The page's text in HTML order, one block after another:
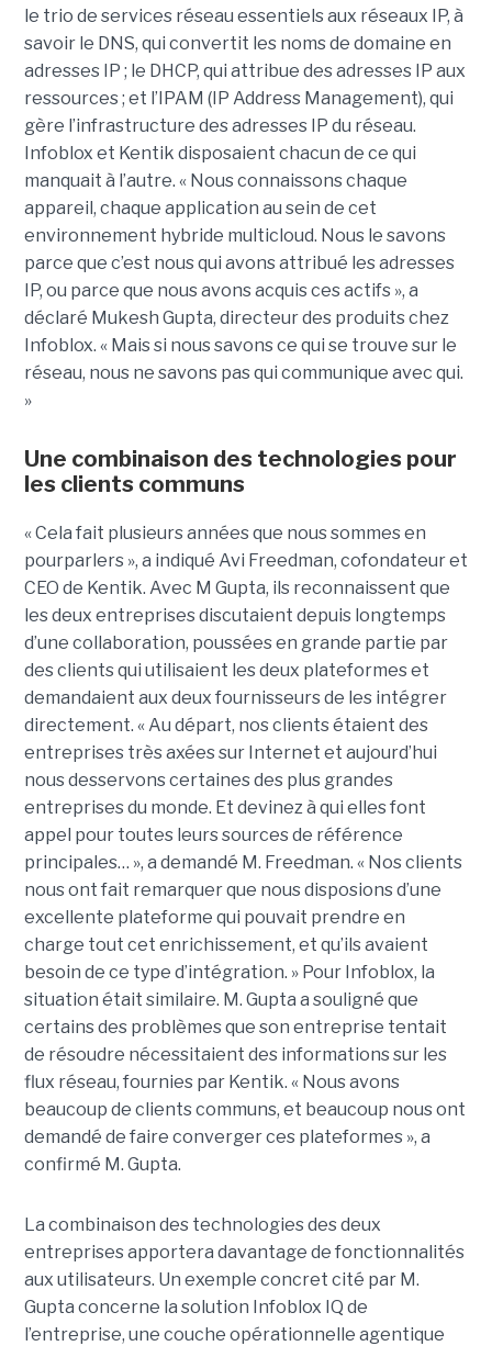
le trio de services réseau essentiels aux réseaux IP, à
savoir le DNS, qui convertit les noms de domaine en
adresses IP ; le DHCP, qui attribue des adresses IP aux
ressources ; et l’IPAM (IP Address Management), qui
gère l’infrastructure des adresses IP du réseau.
Infoblox et Kentik disposaient chacun de ce qui
manquait à l’autre. « Nous connaissons chaque
appareil, chaque application au sein de cet
environnement hybride multicloud. Nous le savons
parce que c’est nous qui avons attribué les adresses
IP, ou parce que nous avons acquis ces actifs », a
déclaré Mukesh Gupta, directeur des produits chez
Infoblox. « Mais si nous savons ce qui se trouve sur le
réseau, nous ne savons pas qui communique avec qui.
»
Une combinaison des technologies pour
les clients communs
« Cela fait plusieurs années que nous sommes en
pourparlers », a indiqué Avi Freedman, cofondateur et
CEO de Kentik. Avec M Gupta, ils reconnaissent que
les deux entreprises discutaient depuis longtemps
d’une collaboration, poussées en grande partie par
des clients qui utilisaient les deux plateformes et
demandaient aux deux fournisseurs de les intégrer
directement. « Au départ, nos clients étaient des
entreprises très axées sur Internet et aujourd’hui
nous desservons certaines des plus grandes
entreprises du monde. Et devinez à qui elles font
appel pour toutes leurs sources de référence
principales… », a demandé M. Freedman. « Nos clients
nous ont fait remarquer que nous disposions d’une
excellente plateforme qui pouvait prendre en
charge tout cet enrichissement, et qu’ils avaient
besoin de ce type d’intégration. » Pour Infoblox, la
situation était similaire. M. Gupta a souligné que
certains des problèmes que son entreprise tentait
de résoudre nécessitaient des informations sur les
flux réseau, fournies par Kentik. « Nous avons
beaucoup de clients communs, et beaucoup nous ont
demandé de faire converger ces plateformes », a
confirmé M. Gupta.
La combinaison des technologies des deux
entreprises apportera davantage de fonctionnalités
aux utilisateurs. Un exemple concret cité par M.
Gupta concerne la solution Infoblox IQ de
l’entreprise, une couche opérationnelle agentique